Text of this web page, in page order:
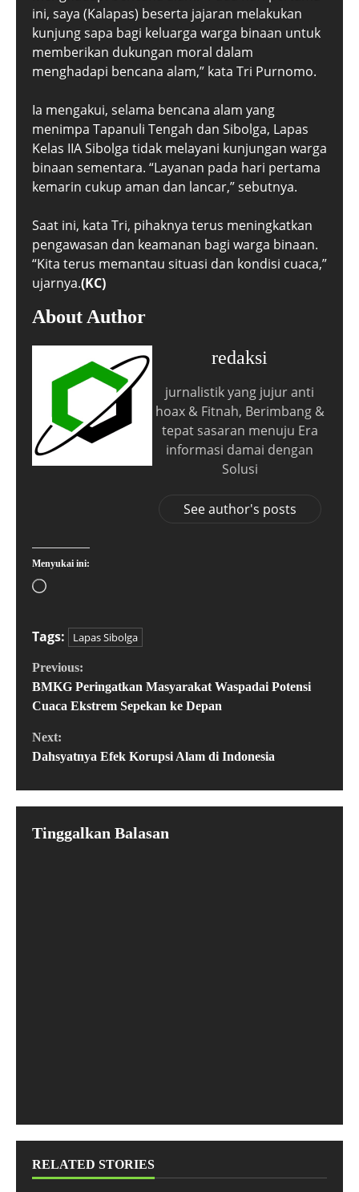
ini, saya (Kalapas) beserta jajaran melakukan
kunjung sapa bagi keluarga warga binaan untuk
memberikan dukungan moral dalam
menghadapi bencana alam,” kata Tri Purnomo.
Ia mengakui, selama bencana alam yang
menimpa Tapanuli Tengah dan Sibolga, Lapas
Kelas IIA Sibolga tidak melayani kunjungan warga
binaan sementara. “Layanan pada hari pertama
kemarin cukup aman dan lancar,” sebutnya.
Saat ini, kata Tri, pihaknya terus meningkatkan
pengawasan dan keamanan bagi warga binaan.
“Kita terus memantau situasi dan kondisi cuaca,”
ujarnya.(KC)
About Author
redaksi
jurnalistik yang jujur anti
hoax & Fitnah, Berimbang &
tepat sasaran menuju Era
informasi damai dengan
Solusi
See author's posts
Menyukai ini:
Tags: Lapas Sibolga
Previous:
BMKG Peringatkan Masyarakat Waspadai Potensi
Cuaca Ekstrem Sepekan ke Depan
Next:
Dahsyatnya Efek Korupsi Alam di Indonesia
Tinggalkan Balasan
RELATED STORIES